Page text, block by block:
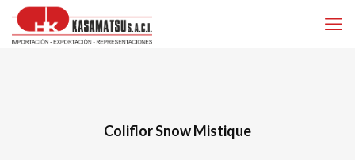
Coliflor Snow Mistique